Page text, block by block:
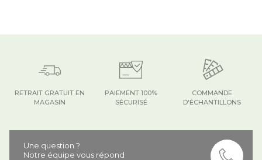
COMMANDE
D'ÉCHANTILLONS
PAIEMENT 100%
SÉCURISÉ
RETRAIT GRATUIT EN
MAGASIN
Une question ?
Notre équipe vous répond